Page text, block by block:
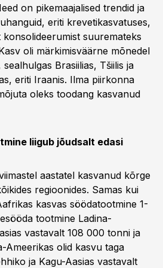
on pikemaajalised trendid ja
eriti krevetikasvatuses,
suuremateks
oli märkimisväärne mõnedel
Brasiilias, Tšiilis ja
eriti Iraanis. Ilma piirkonna
oleks toodang kasvanud
liigub jõudsalt edasi
aastatel kasvanud kõrge
regioonides. Samas kui
kasvas söödatootmine 1-
tootmine Ladina-
vastavalt 108 000 tonni ja
Ameerikas olid kasvu taga
ja Kagu-Aasias vastavalt